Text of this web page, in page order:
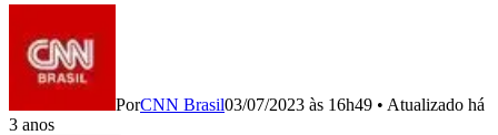
PorCNN Brasil03/07/2023 às 16h49 • Atualizado há
3 anos